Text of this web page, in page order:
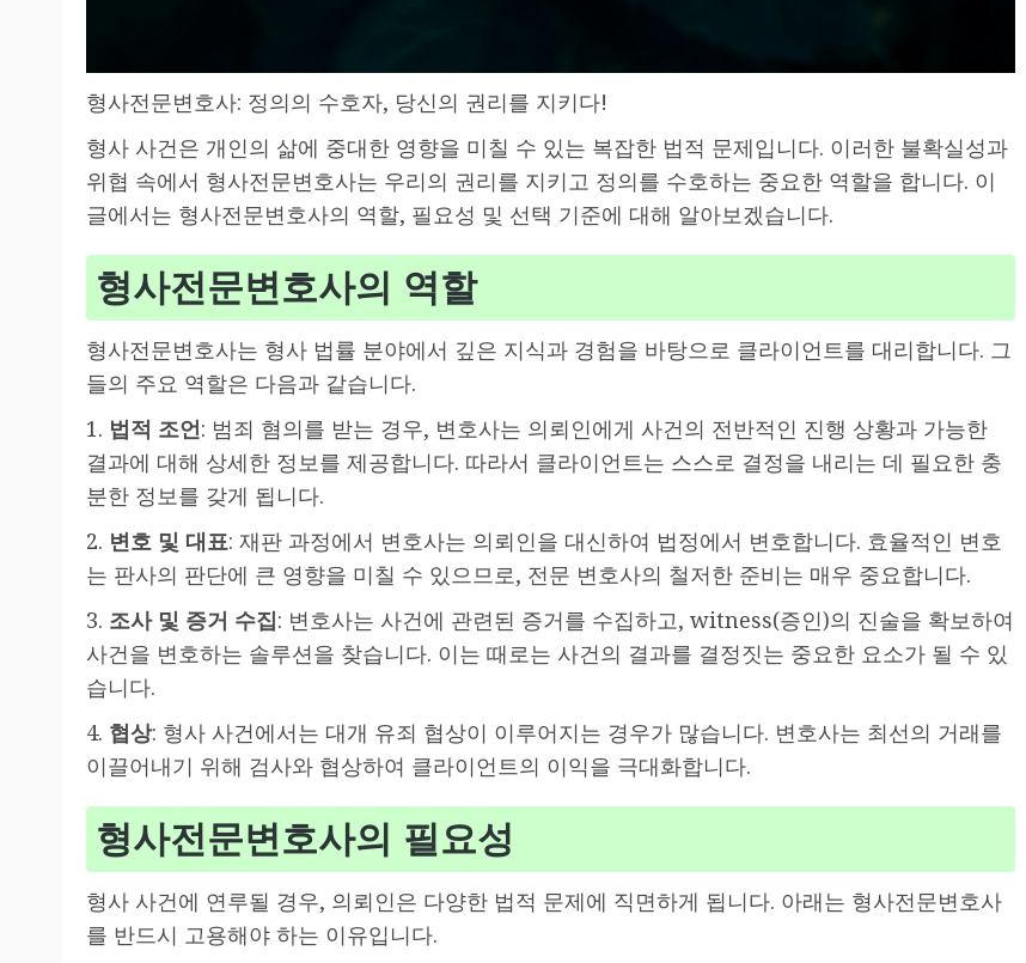
형사전문변호사: 정의의 수호자, 당신의 권리를 지키다!
형사 사건은 개인의 삶에 중대한 영향을 미칠 수 있는 복잡한 법적 문제입니다. 이러한 불확실성과
위협 속에서 형사전문변호사는 우리의 권리를 지키고 정의를 수호하는 중요한 역할을 합니다. 이
글에서는 형사전문변호사의 역할, 필요성 및 선택 기준에 대해 알아보겠습니다.
형사전문변호사의 역할
형사전문변호사는 형사 법률 분야에서 깊은 지식과 경험을 바탕으로 클라이언트를 대리합니다. 그
들의 주요 역할은 다음과 같습니다.
1. 법적 조언: 범죄 혐의를 받는 경우, 변호사는 의뢰인에게 사건의 전반적인 진행 상황과 가능한
결과에 대해 상세한 정보를 제공합니다. 따라서 클라이언트는 스스로 결정을 내리는 데 필요한 충
분한 정보를 갖게 됩니다.
2. 변호 및 대표: 재판 과정에서 변호사는 의뢰인을 대신하여 법정에서 변호합니다. 효율적인 변호
는 판사의 판단에 큰 영향을 미칠 수 있으므로, 전문 변호사의 철저한 준비는 매우 중요합니다.
3. 조사 및 증거 수집: 변호사는 사건에 관련된 증거를 수집하고, witness(증인)의 진술을 확보하여
사건을 변호하는 솔루션을 찾습니다. 이는 때로는 사건의 결과를 결정짓는 중요한 요소가 될 수 있
습니다.
4. 협상: 형사 사건에서는 대개 유죄 협상이 이루어지는 경우가 많습니다. 변호사는 최선의 거래를
이끌어내기 위해 검사와 협상하여 클라이언트의 이익을 극대화합니다.
형사전문변호사의 필요성
형사 사건에 연루될 경우, 의뢰인은 다양한 법적 문제에 직면하게 됩니다. 아래는 형사전문변호사
를 반드시 고용해야 하는 이유입니다.